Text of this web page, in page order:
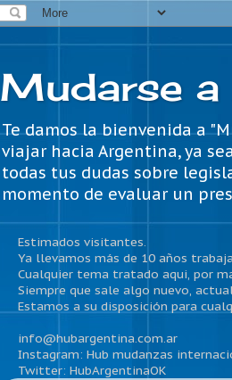
Mudarse
Te damos la bienvenida a
viajar hacia Argentina, ya
todas tus dudas sobre
momento de evaluar un
Estimados visitantes.
Ya llevamos más de 10 años
Cualquier tema tratado aqui, por
Siempre que sale algo nuevo,
Estamos a su disposición para
info@hubargentina.com.ar
Instagram: Hub mudanzas
Twitter: HubArgentinaOK